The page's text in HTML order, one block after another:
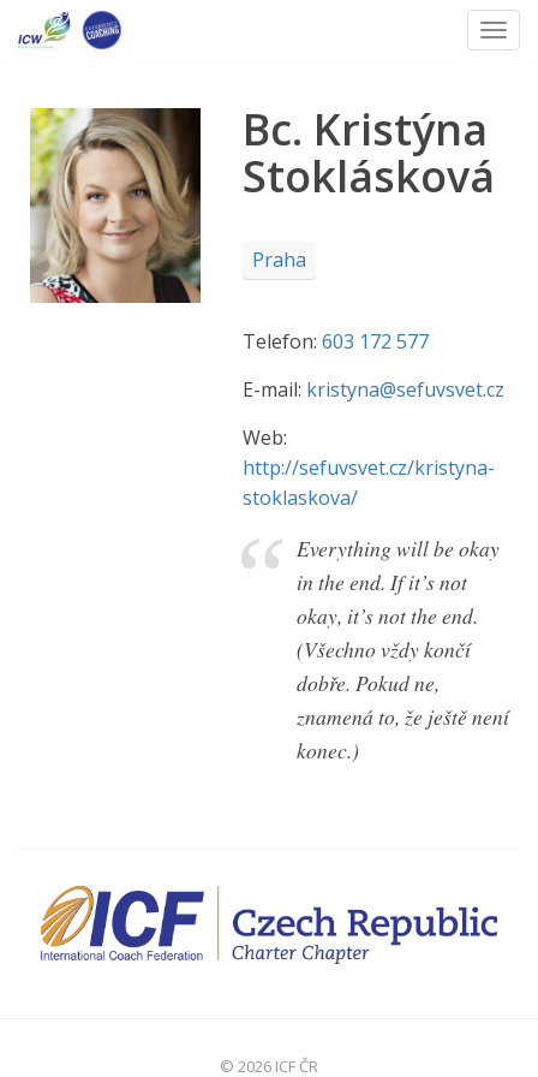
content
Bc. Kristýna
Stoklásková
Praha
Telefon: 603 172 577
E-mail: kristyna@sefuvsvet.cz
Web:
http://sefuvsvet.cz/kristyna-
stoklaskova/
Everything will be okay
in the end. If it’s not
okay, it’s not the end.
(Všechno vždy končí
dobře. Pokud ne,
znamená to, že ještě není
konec.)
© 2026 ICF ČR